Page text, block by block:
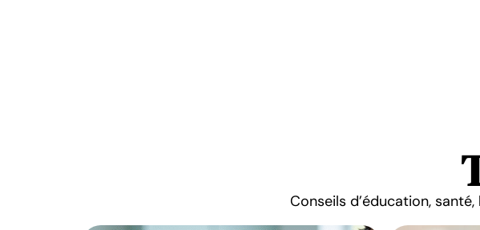
Conseils d’éducation,